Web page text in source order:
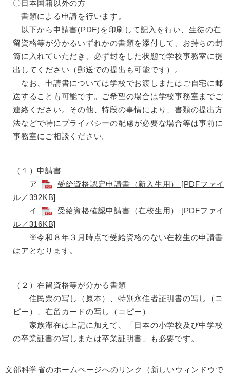
〇日本国籍以外の方
書類による申請を行います。
以下から申請書(PDF)を印刷して記入を行い、生徒の在
留資格等が分かるいずれかの書類を添付して、お持ちの封
筒に入れていただき、必ず封をした状態で学校事務室に提
出してください（郵送での提出も可能です）。
なお、申請書については学校でお渡しまたはご自宅に郵
送することも可能です。ご希望の場合は学校事務室までご
連絡ください。その他、特段の事情により、書類の提出方
法などで特にプライバシーの配慮が必要な場合等は事前に
事務室にご相談ください。
（１）申請書
ア
受給資格認定申請書（新入生用） [PDFファイ
ル／392KB]
イ
受給資格確認申請書（在校生用） [PDFファイ
ル／316KB]
※令和８年３月時点で受給資格のない在校生の申請書
はアとなります。
（２）在留資格等が分かる書類
住民票の写し（原本）、特別永住者証明書の写し（コ
ピー）、在留カードの写し（コピー）
家族滞在は上記に加えて、「日本の小学校及び中学校
の卒業証書の写しまたは卒業証明書」も必要です。
文部科学省のホームページへのリンク（新しいウィンドウで